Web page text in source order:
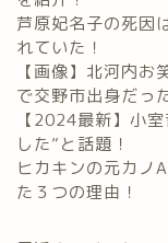
芦原妃名子の死因
れていた！
【画像】北河内お
で交野市出身だっ
【2024最新】小
した”と話題！
ヒカキンの元カノ
た３つの理由！